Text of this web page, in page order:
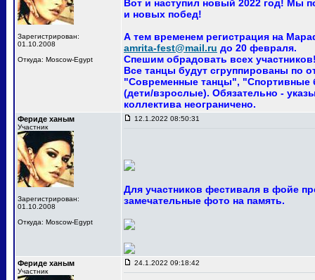
Зарегистрирован:
01.10.2008
Откуда: Moscow-Egypt
Вот и наступил новый 2022 год! Мы
и новых побед!
А тем временем регистрация на
amrita-fest@mail.ru до 20 февраля.
Спешим обрадовать всех
Все танцы будут сгруппированы по
"Современные танцы", "Спортивные
(дети/взрослые). Обязательно -
коллектива неограничено.
Фериде ханым
Участник
Зарегистрирован:
01.10.2008
Откуда: Moscow-Egypt
12.1.2022 08:50:31
Для участников фестиваля в фойе
замечательные фото на память.
Фериде ханым
Участник
24.1.2022 09:18:42